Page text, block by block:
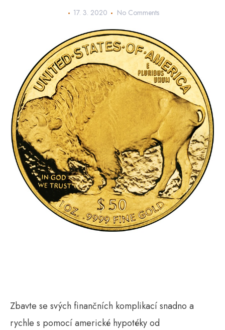
17. 3. 2020 No Comments
Zbavte se svých finančních komplikací snadno a
rychle s pomocí americké hypotéky od